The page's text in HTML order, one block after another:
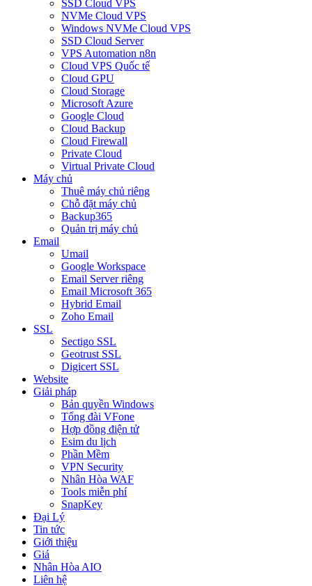
SSD Cloud VPS
NVMe Cloud VPS
Windows NVMe Cloud VPS
SSD Cloud Server
VPS Automation n8n
Cloud VPS Quốc tế
Cloud GPU
Cloud Storage
Microsoft Azure
Google Cloud
Cloud Backup
Cloud Firewall
Private Cloud
Virtual Private Cloud
Máy chủ
Thuê máy chủ riêng
Chỗ đặt máy chủ
Backup365
Quản trị máy chủ
Email
Umail
Google Workspace
Email Server riêng
Email Microsoft 365
Hybrid Email
Zoho Email
SSL
Sectigo SSL
Geotrust SSL
Digicert SSL
Website
Giải pháp
Bản quyền Windows
Tổng đài VFone
Hợp đồng điện tử
Esim du lịch
Phần Mềm
VPN Security
Nhân Hòa WAF
Tools miễn phí
SnapKey
Đại Lý
Tin tức
Giới thiệu
Giá
Nhân Hòa AIO
Liên hệ